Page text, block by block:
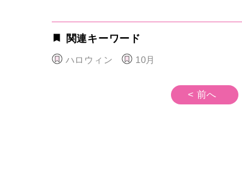
関連キーワード
ハロウィン 10月
< 前へ